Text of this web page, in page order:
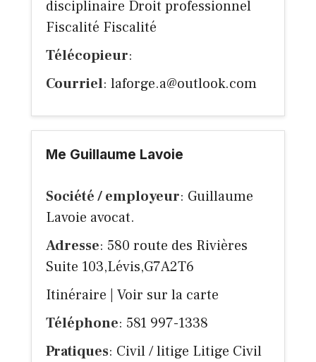
disciplinaire Droit professionnel
Fiscalité Fiscalité
Télécopieur:
Courriel: laforge.a@outlook.com
Me Guillaume Lavoie
Société / employeur: Guillaume
Lavoie avocat.
Adresse: 580 route des Rivières
Suite 103,Lévis,G7A2T6
Itinéraire
Voir sur la carte
Téléphone: 581 997-1338
Pratiques: Civil / litige Litige Civil